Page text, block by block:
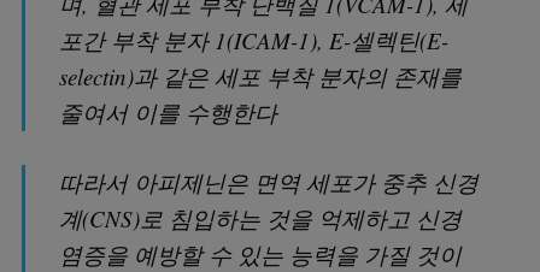
포간 부착 분자 1(ICAM-1), E-셀렉틴(E-
selectin)과 같은 세포 부착 분자의 존재를
줄여서 이를 수행한다
따라서 아피제닌은 면역 세포가 중추 신경
계(CNS)로 침입하는 것을 억제하고 신경
염증을 예방할 수 있는 능력을 가질 것이